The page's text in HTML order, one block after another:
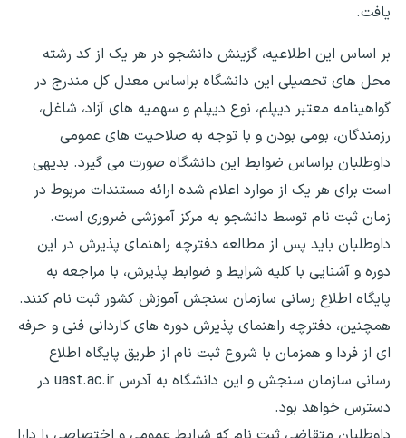
یافت.
بر اساس این اطلاعیه، گزینش دانشجو در هر یک از کد رشته
محل ‌های تحصیلی این دانشگاه براساس معدل کل مندرج در
گواهینامه معتبر دیپلم، نوع دیپلم و سهمیه‌ های آزاد، شاغل،
رزمندگان، بومی بودن و با توجه به صلاحیت‌ های عمومی
داوطلبان براساس ضوابط این دانشگاه صورت می‌ گیرد. بدیهی
است برای هر یک از موارد اعلام شده ارائه مستندات مربوط در
زمان ثبت ‌نام توسط دانشجو به مرکز آموزشی ضروری است.
داوطلبان باید پس از مطالعه دفترچه راهنمای پذیرش در این
دوره و آشنایی با کلیه شرایط و ضوابط پذیرش، با مراجعه به
پایگاه اطلاع رسانی سازمان سنجش آموزش کشور ثبت نام کنند.
همچنین، دفترچه راهنمای پذیرش دوره های کاردانی فنی و حرفه
‌ای از فردا و همزمان با شروع ثبت ‌نام از طریق پایگاه اطلاع‌
رسانی سازمان سنجش و این دانشگاه به آدرس uast.ac.ir در
دسترس خواهد بود.